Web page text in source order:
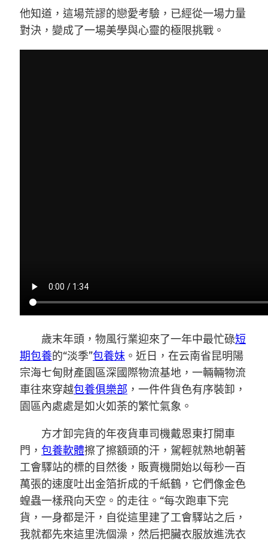
他知道，這場荒謬的戀愛考驗，已經從一場力量
對決，變成了一場美學與心靈的極限挑戰。
歲末年頭，物風行業迎來了一年中最忙碌短
期包養的“淡季”包養妹 。近日，在云南省昆明陽
宗海七甸財產園區深國際物流基地，一輛輛物流
車往來穿越包養俱樂部 ，一件件貨色有序裝卸，
園區內處處是如火如荼的繁忙氣象。
方才卸完貨的年夜貨車司機戴恩東打開車
門， 包養軟體擦了擦額頭的汗，駕輕就熟地朝著
工會驛站的標的目然後，販賣機開始以每秒一百
萬張的速度吐出金箔折成的千紙鶴，它們像金色
蝗蟲一樣飛向天空。的走往。“每次跑車下完
貨，一身都是汗，自從這里建了工會驛站之后，
我就都先來這里洗個澡，然后把臟衣服放進洗衣